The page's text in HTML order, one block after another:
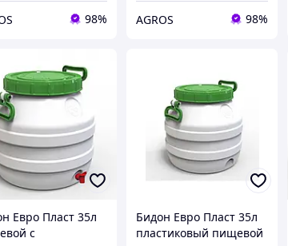
98% AGROS 98%
Евро Пласт 35л
с
Бидон Евро Пласт 35л
пластиковый пищевой